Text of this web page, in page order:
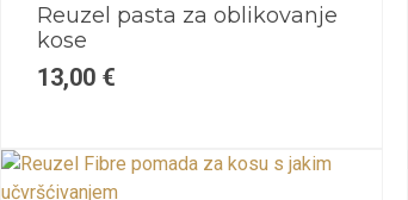
Reuzel pasta za oblikovanje
kose
13,00 €